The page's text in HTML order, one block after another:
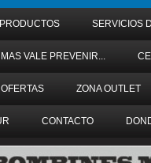
PRODUCTOS SERVICIOS
MAS VALE PREVENIR...
OFERTAS ZONA OUTLET
CONTACTO